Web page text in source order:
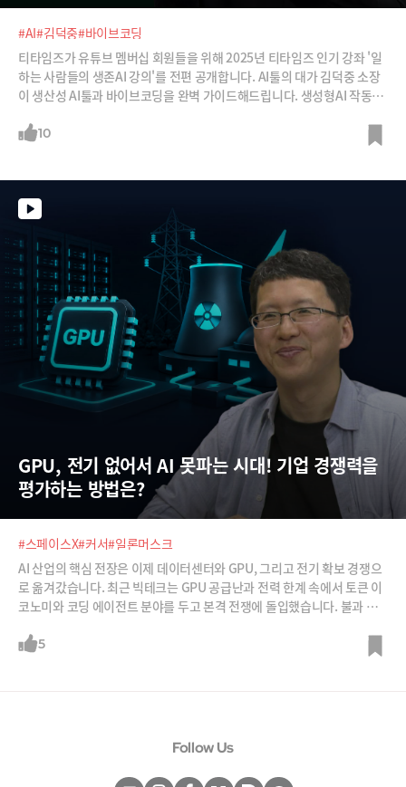
#AI#김덕중#바이브코딩
티타임즈가 유튜브 멤버십 회원들을 위해 2025년 티타임즈 인기 강좌 '일
하는 사람들의 생존AI 강의'를 전편 공개합니다. AI툴의 대가 김덕중 소장
이 생산성 AI툴과 바이브코딩을 완벽 가이드해드립니다. 생성형AI 작동원
다. 2편에는 총 20강중 11~20강 내용을 담았습니다.-11강: 구글 노트북L
들기-16강: 커서, 구글 AI 스튜디오 - 챗봇, 퀴즈앱 만들기-17강: 심화 - 딥
사이트, 빌더.io, 로켓.NEW, 마누스, 히어로 UI 활용-18강: 사례로 배우는
전사 AI도입 성공요소-19강: AI 도입 효과 극대화 전략과 방법론-20강: 아
래위로 압박받는 팀장들
10
GPU, 전기 없어서 AI 못파는 시대! 기업 경쟁력을
평가하는 방법은?
#스페이스X#커서#일론머스크
AI 산업의 핵심 전장은 이제 데이터센터와 GPU, 그리고 전기 확보 경쟁으
로 옮겨갔습니다. 최근 빅테크는 GPU 공급난과 전력 한계 속에서 토큰 이
코노미와 코딩 에이전트 분야를 두고 본격 전쟁에 돌입했습니다. 불과 몇
나 토큰 효율화에 사활을 걸고 있죠. 급변하는 AI시장을 30년 개발자 박종
5
Follow Us